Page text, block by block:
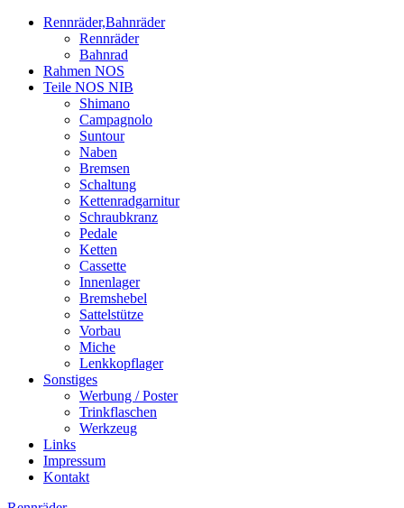
Rennräder,Bahnräder
Rennräder
Bahnrad
Rahmen NOS
Teile NOS NIB
Shimano
Campagnolo
Suntour
Naben
Bremsen
Schaltung
Kettenradgarnitur
Schraubkranz
Pedale
Ketten
Cassette
Innenlager
Bremshebel
Sattelstütze
Vorbau
Miche
Lenkkopflager
Sonstiges
Werbung / Poster
Trinkflaschen
Werkzeug
Links
Impressum
Kontakt